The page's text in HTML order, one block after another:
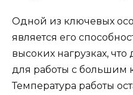
Одной из ключевых
является его
высоких нагрузках,
для работы с большим
Температура работы